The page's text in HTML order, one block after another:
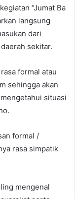
“Jumat Ba
langsung
dari
sekitar.
formal atau
sehingga akan
situasi
formal /
rasa simpatik
mengenal